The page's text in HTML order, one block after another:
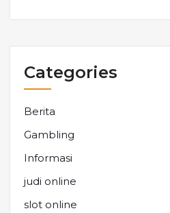
Categories
Berita
Gambling
Informasi
judi online
slot online